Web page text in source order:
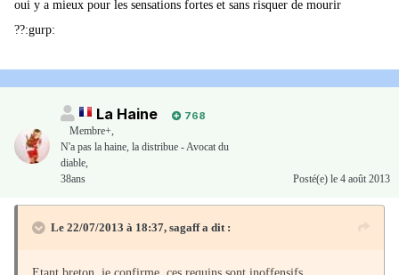
oui y a mieux pour les sensations fortes et sans risquer de mourir
??:gurp:
La Haine
768
Membre+,
N'a pas la haine, la distribue - Avocat du
diable,
38ans
Posté(e) le 4 août 2013
Le 22/07/2013 à 18:37, sagaff a dit :